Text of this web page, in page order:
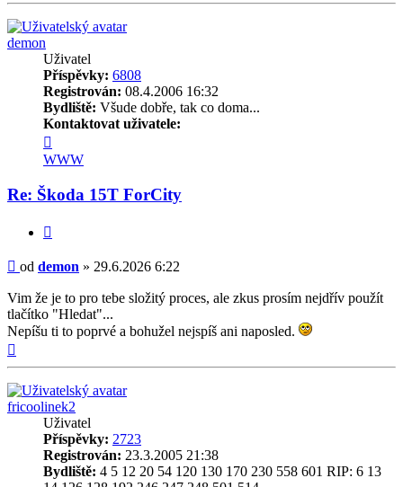
demon
Uživatel
Příspěvky: 6808
Registrován: 08.4.2006 16:32
Bydliště: Všude dobře, tak co doma...
Kontaktovat uživatele:
uživatele
demon
WWW
Re: Škoda 15T ForCity
Příspěvek
od demon » 29.6.2026 6:22
Vim že je to pro tebe složitý proces, ale zkus prosím nejdřív použít
tlačítko "Hledat"...
Nepíšu ti to poprvé a bohužel nejspíš ani naposled.
fricoolinek2
Uživatel
Příspěvky: 2723
Registrován: 23.3.2005 21:38
Bydliště: 4 5 12 20 54 120 130 170 230 558 601 RIP: 6 13